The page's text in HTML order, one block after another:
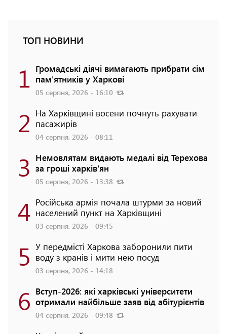
ТОП НОВИНИ
1 Громадські діячі вимагають прибрати сім
пам'ятників у Харкові
05 серпня, 2026 - 16:10
2 На Харківщині восени почнуть рахувати
пасажирів
04 серпня, 2026 - 08:11
3 Немовлятам видають медалі від Терехова
за гроші харків'ян
05 серпня, 2026 - 13:38
4 Російська армія почала штурми за новий
населений пункт на Харківщині
03 серпня, 2026 - 09:45
5 У передмісті Харкова заборонили пити
воду з кранів і мити нею посуд
03 серпня, 2026 - 14:18
6 Вступ-2026: які харківські університети
отримали найбільше заяв від абітурієнтів
04 серпня, 2026 - 09:48